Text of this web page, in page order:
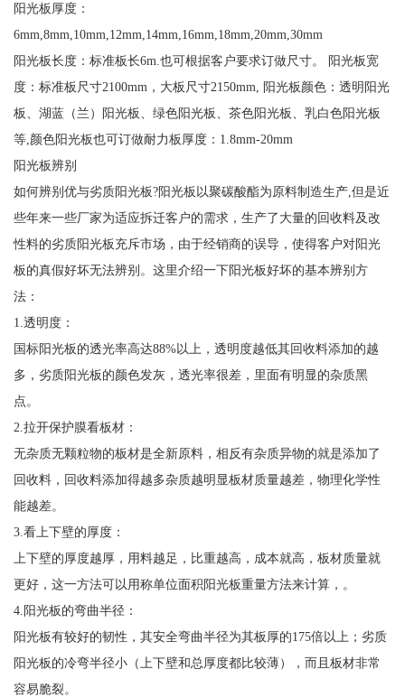
阳光板厚度：
6mm,8mm,10mm,12mm,14mm,16mm,18mm,20mm,30mm
阳光板长度：标准板长6m.也可根据客户要求订做尺寸。 阳光板宽
度：标准板尺寸2100mm，大板尺寸2150mm, 阳光板颜色：透明阳光
板、湖蓝（兰）阳光板、绿色阳光板、茶色阳光板、乳白色阳光板
等,颜色阳光板也可订做耐力板厚度：1.8mm-20mm
阳光板辨别
如何辨别优与劣质阳光板?阳光板以聚碳酸酯为原料制造生产,但是近
些年来一些厂家为适应拆迁客户的需求，生产了大量的回收料及改
性料的劣质阳光板充斥市场，由于经销商的误导，使得客户对阳光
板的真假好坏无法辨别。这里介绍一下阳光板好坏的基本辨别方
法：
1.透明度：
国标阳光板的透光率高达88%以上，透明度越低其回收料添加的越
多，劣质阳光板的颜色发灰，透光率很差，里面有明显的杂质黑
点。
2.拉开保护膜看板材：
无杂质无颗粒物的板材是全新原料，相反有杂质异物的就是添加了
回收料，回收料添加得越多杂质越明显板材质量越差，物理化学性
能越差。
3.看上下壁的厚度：
上下壁的厚度越厚，用料越足，比重越高，成本就高，板材质量就
更好，这一方法可以用称单位面积阳光板重量方法来计算，。
4.阳光板的弯曲半径：
阳光板有较好的韧性，其安全弯曲半径为其板厚的175倍以上；劣质
阳光板的冷弯半径小（上下壁和总厚度都比较薄），而且板材非常
容易脆裂。